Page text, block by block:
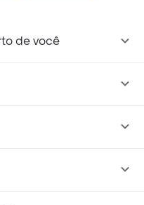
de você